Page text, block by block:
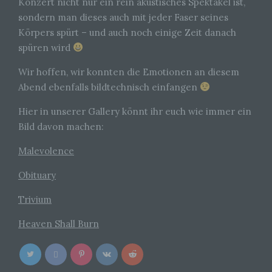
sondern man dieses auch mit jeder Faser seines
Körpers spürt – und auch noch einige Zeit danach
spüren wird
Wir hoffen, wir konnten die Emotionen an diesem
Abend ebenfalls bildtechnisch einfangen
Hier in unserer Gallery könnt ihr euch wie immer ein
Bild davon machen:
Malevolence
Obituary
Trivium
Heaven Shall Burn
Empfänger ist eine natürliche oder juristische
Person, Behörde, Einrichtung oder andere Stelle,
der personenbezogene Daten offengelegt
werden, unabhängig davon, ob es sich bei ihr um
einen Dritten handelt oder nicht. Behörden, die im
Untersuchungsauftrags nach dem Unionsrecht
oder dem Recht der Mitgliedstaaten
möglicherweise personenbezogene Daten
Behörde, Einrichtung oder andere Stelle außer
unter der unmittelbaren Verantwortung des
befugt sind, die personenbezogenen Daten zu